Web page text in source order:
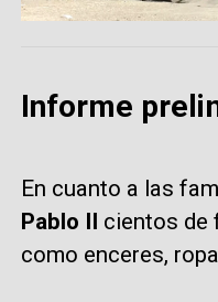
Informe
En cuanto a las
Pablo II cientos de
como enceres,